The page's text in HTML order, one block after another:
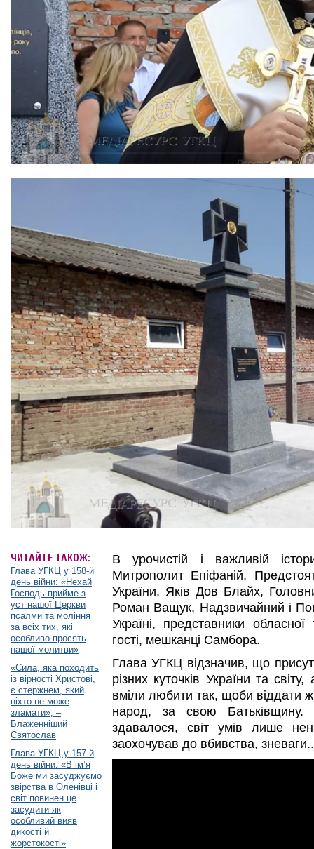
ЧИТАЙТЕ ТАКОЖ:
Глава УГКЦ у 158-й
день війни: «Нехай
Господь прийме з
уст нашої Церкви
псалми та моління
за всіх тих, які
особливо просять
нашої молитви»
«Сила, яка походить
із вірності Христові,
є стержнем, який
ніхто не може
зламати», –
Блаженніший
Святослав
Глава УГКЦ у 157-й
день війни: «В ім’я
Боже ми засуджуємо
звірства в Оленівці і
світ повинен це
засудити як
особливий вияв
дикості й
жорстокості»
В урочистій і важливій
Митрополит Епіфаній,
України, Яків Дов Блайх,
Роман Ващук, Надзвичайний і
Україні, представники
гості, мешканці Самбора.
Глава УГКЦ відзначив, що
різних куточків України та
вміли любити так, щоби віддати
народ, за свою
здавалося, світ умів лише
заохочував до вбивства,